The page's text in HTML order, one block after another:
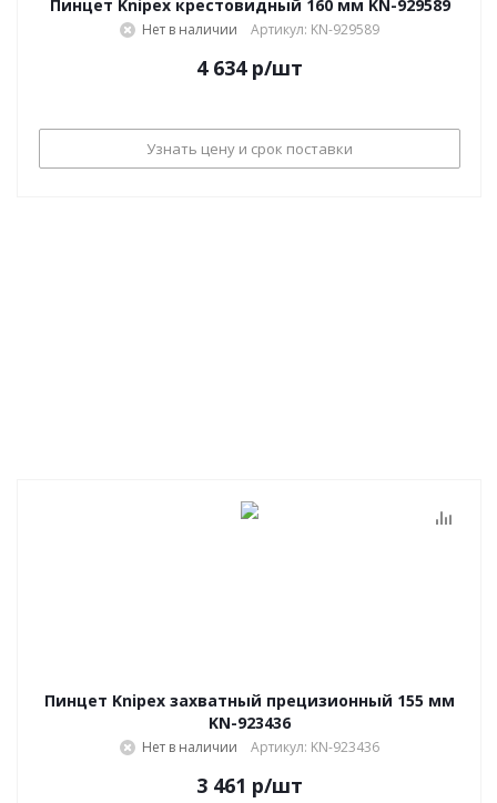
Пинцет Knipex крестовидный 160 мм KN-929589
Нет в наличии Артикул: KN-929589
4 634р/шт
Узнать цену и срок поставки
Пинцет Knipex захватный прецизионный 155 мм
KN-923436
Нет в наличии Артикул: KN-923436
3 461 р/шт